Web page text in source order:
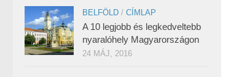
BELFÖLD / CÍMLAP
A 10 legjobb és legkedveltebb
nyaralóhely Magyarországon
24 MÁJ, 2016